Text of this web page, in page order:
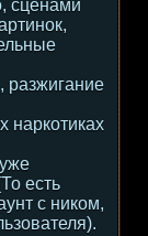
сценами
разжигание
наркотиках
есть
с ником,